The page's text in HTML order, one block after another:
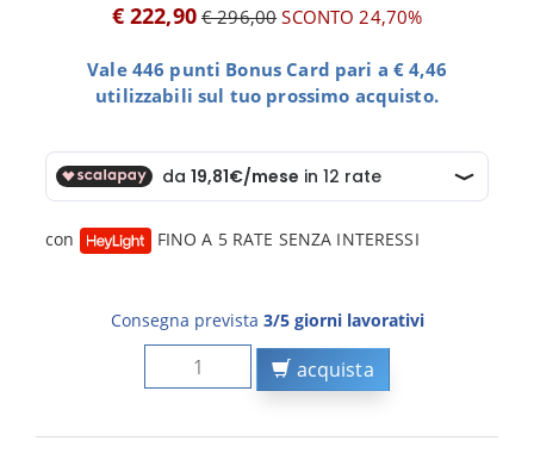
€ 222,90 € 296,00SCONTO 24,70%
Vale 446 punti Bonus Card pari a € 4,46
utilizzabili sul tuo prossimo acquisto.
con FINO A 5 RATE SENZA INTERESSI
Consegna prevista 3/5 giorni lavorativi
acquista